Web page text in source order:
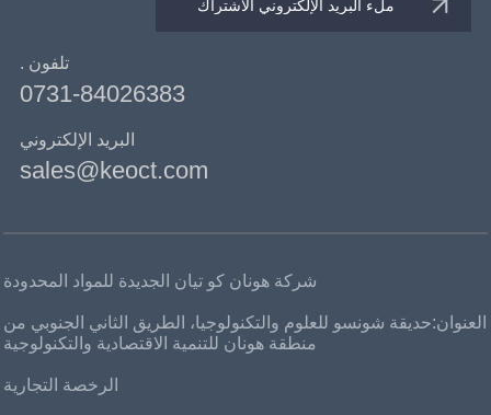
تلفون .
0731-84026383
البريد الإلكتروني
sales@keoct.com
شركة هونان كو تيان الجديدة للمواد المحدودة
العنوان:حديقة شونسو للعلوم والتكنولوجيا، الطريق الثاني الجنوبي من
منطقة هونان للتنمية الاقتصادية والتكنولوجية
الرخصة التجارية